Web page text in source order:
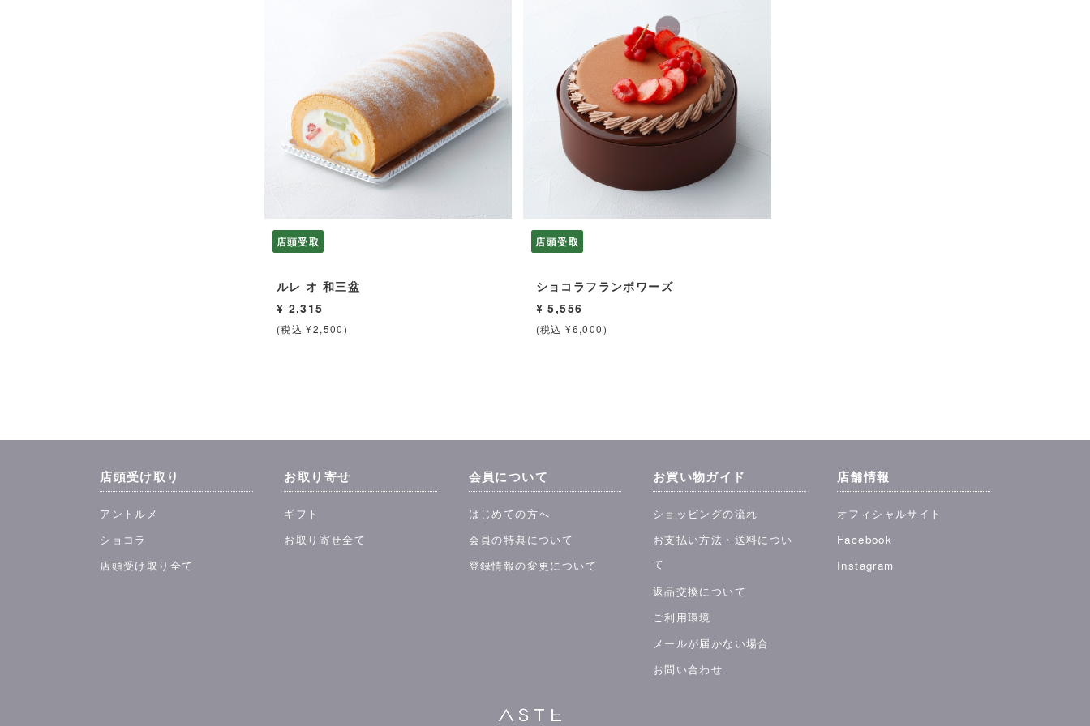
店頭受取
ルレ オ 和三盆
¥ 2,315
(税込 ¥2,500)
店頭受取
ショコラフランボワーズ
¥ 5,556
(税込 ¥6,000)
店頭受け取り
アントルメ
ショコラ
店頭受け取り全て
お取り寄せ
ギフト
お取り寄せ全て
会員について
はじめての方へ
会員の特典について
登録情報の変更について
お買い物ガイド
ショッピングの流れ
お支払い方法・送料につい
て
返品交換について
ご利用環境
メールが届かない場合
お問い合わせ
店舗情報
オフィシャルサイト
Facebook
Instagram